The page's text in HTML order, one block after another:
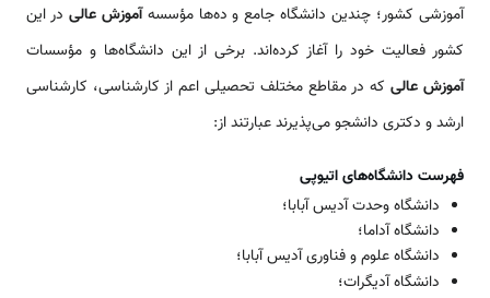
آموزشی کشور؛ چندین دانشگاه جامع و ده‌ها مؤسسهآموزش عالی در این
کشور فعالیت خود را آغاز کرده‌اند. برخی از این دانشگاه‌ها و مؤسسات
آموزش عالی که در مقاطع مختلف تحصیلی اعم از کارشناسی، کارشناسی
ارشد و دکتری دانشجو ‌می‌پذیرند عبارتند از:
فهرست دانشگاه‌‌های اتیوپی
دانشگاه وحدت آدیس آبابا؛
دانشگاه آداما؛
دانشگاه علوم و فناوری آدیس آبابا؛
دانشگاه آدیگرات؛